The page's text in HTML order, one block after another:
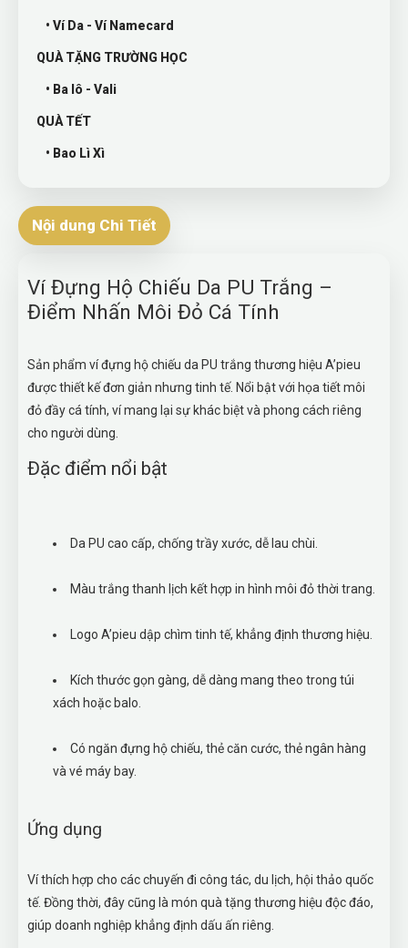
• Ví Da - Ví Namecard
QUÀ TẶNG TRƯỜNG HỌC
• Ba lô - Vali
QUÀ TẾT
• Bao Lì Xì
Nội dung Chi Tiết
Ví Đựng Hộ Chiếu Da PU Trắng –
Điểm Nhấn Môi Đỏ Cá Tính
Sản phẩm ví đựng hộ chiếu da PU trắng thương hiệu A’pieu
được thiết kế đơn giản nhưng tinh tế. Nổi bật với họa tiết môi
đỏ đầy cá tính, ví mang lại sự khác biệt và phong cách riêng
cho người dùng.
Đặc điểm nổi bật
Da PU cao cấp, chống trầy xước, dễ lau chùi.
Màu trắng thanh lịch kết hợp in hình môi đỏ thời trang.
Logo A’pieu dập chìm tinh tế, khẳng định thương hiệu.
Kích thước gọn gàng, dễ dàng mang theo trong túi
xách hoặc balo.
Có ngăn đựng hộ chiếu, thẻ căn cước, thẻ ngân hàng
và vé máy bay.
Ứng dụng
Ví thích hợp cho các chuyến đi công tác, du lịch, hội thảo quốc
tế. Đồng thời, đây cũng là món quà tặng thương hiệu độc đáo,
giúp doanh nghiệp khẳng định dấu ấn riêng.